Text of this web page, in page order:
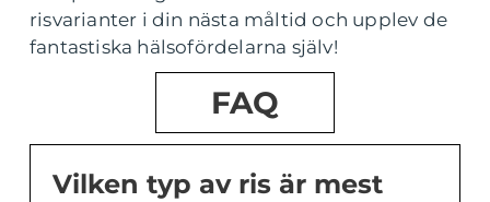
risvarianter i din nästa måltid och upplev de
fantastiska hälsofördelarna själv!
FAQ
Vilken typ av ris är mest